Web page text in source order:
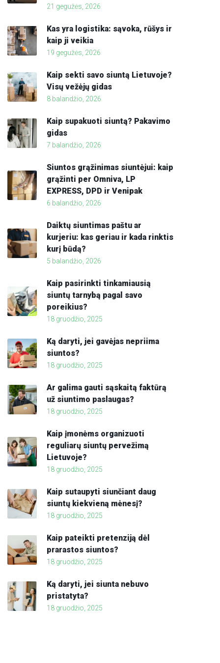
21 gegužės, 2026
Kas yra logistika: sąvoka, rūšys ir
kaip ji veikia
19 gegužės, 2026
Kaip sekti savo siuntą Lietuvoje?
Visų vežėjų gidas
8 balandžio, 2026
Kaip supakuoti siuntą? Pakavimo
gidas
7 balandžio, 2026
Siuntos grąžinimas siuntėjui: kaip
grąžinti per Omniva, LP
EXPRESS, DPD ir Venipak
6 balandžio, 2026
Daiktų siuntimas paštu ar
kurjeriu: kas geriau ir kada rinktis
kurį būdą?
5 balandžio, 2026
Kaip pasirinkti tinkamiausią
siuntų tarnybą pagal savo
poreikius?
18 gruodžio, 2025
Ką daryti, jei gavėjas nepriima
siuntos?
18 gruodžio, 2025
Ar galima gauti sąskaitą faktūrą
už siuntimo paslaugas?
18 gruodžio, 2025
Kaip įmonėms organizuoti
reguliarų siuntų pervežimą
Lietuvoje?
18 gruodžio, 2025
Kaip sutaupyti siunčiant daug
siuntų kiekvieną mėnesį?
18 gruodžio, 2025
Kaip pateikti pretenziją dėl
prarastos siuntos?
18 gruodžio, 2025
Ką daryti, jei siunta nebuvo
pristatyta?
18 gruodžio, 2025